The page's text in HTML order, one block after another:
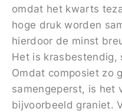
omdat het kwarts
hoge druk worden
hierdoor de minst
Het is
Omdat composiet zo
samengeperst, is het
bijvoorbeeld graniet.